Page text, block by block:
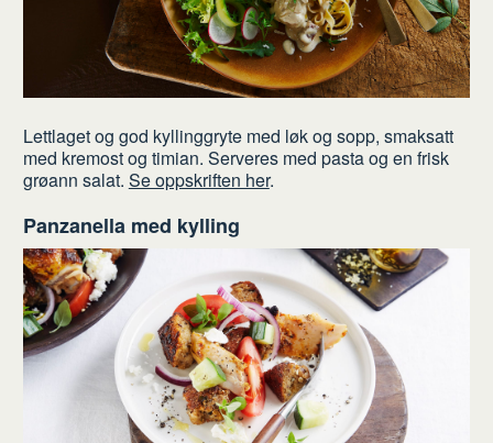
Lettlaget og god kyllinggryte med løk og sopp, smaksatt
med kremost og timian. Serveres med pasta og en frisk
grøann salat. Se oppskriften her.
Panzanella med kylling